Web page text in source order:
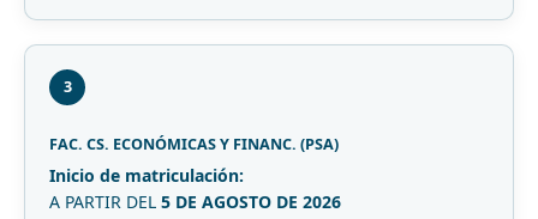
3
FAC. CS. ECONÓMICAS Y FINANC. (PSA)
Inicio de matriculación:
A PARTIR DEL 5 DE AGOSTO DE 2026